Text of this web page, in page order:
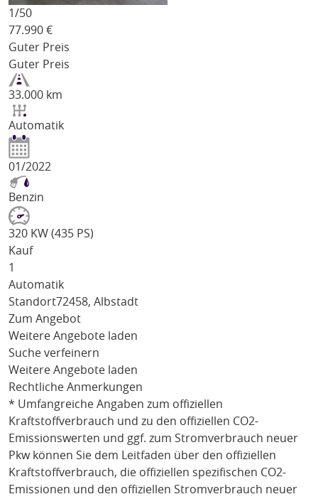
1/50
77.990 €
Guter Preis
Guter Preis
33.000 km
Automatik
01/2022
Benzin
320 KW (435 PS)
Kauf
1
Automatik
Standort72458, Albstadt
Zum Angebot
Weitere Angebote laden
Suche verfeinern
Weitere Angebote laden
Rechtliche Anmerkungen
* Umfangreiche Angaben zum offiziellen
Kraftstoffverbrauch und zu den offiziellen CO2-
Emissionswerten und ggf. zum Stromverbrauch neuer
Pkw können Sie dem Leitfaden über den offiziellen
Kraftstoffverbrauch, die offiziellen spezifischen CO2-
Emissionen und den offiziellen Stromverbrauch neuer